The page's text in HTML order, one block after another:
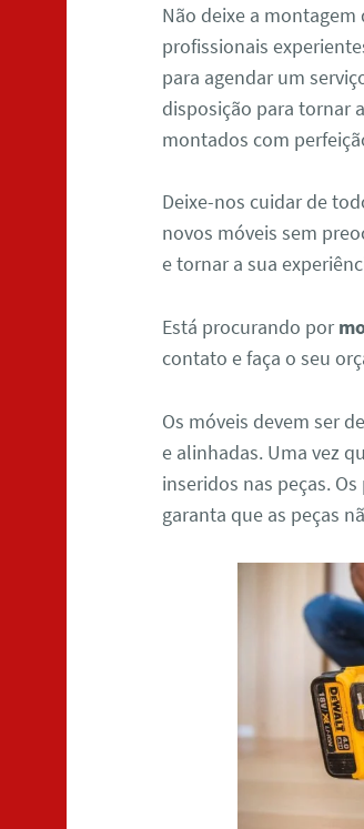
Não deixe a
profissionais
para agendar um
disposição para tornar
montados com
Deixe-nos cuidar de
novos móveis sem
e tornar a sua
Está procurando por
contato e faça o seu
Os móveis devem ser
e alinhadas. Uma vez
inseridos nas peças.
garanta que as peças